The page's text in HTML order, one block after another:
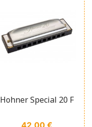
Hohner Special 20 F
Prix
42,00 €